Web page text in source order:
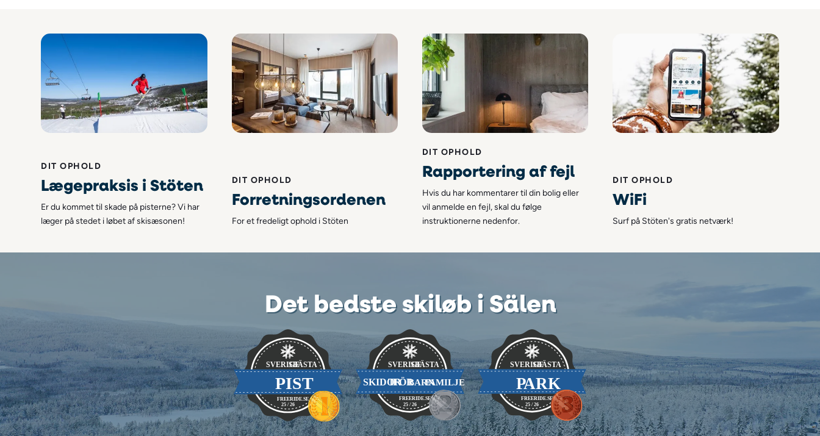
DIT OPHOLD
Lægepraksis i Stöten
Er du kommet til skade på pisterne? Vi har
læger på stedet i løbet af skisæsonen!
DIT OPHOLD
Forretningsordenen
For et fredeligt ophold i Stöten
DIT OPHOLD
Rapportering af fejl
Hvis du har kommentarer til din bolig eller
vil anmelde en fejl, skal du følge
instruktionerne nedenfor.
DIT OPHOLD
WiFi
Surf på Stöten's gratis netværk!
Det bedste skiløb i Sälen